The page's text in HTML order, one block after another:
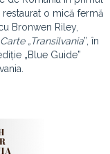
o mică fermă
Bronwen Riley,
„Transilvania”, în
„Blue Guide”